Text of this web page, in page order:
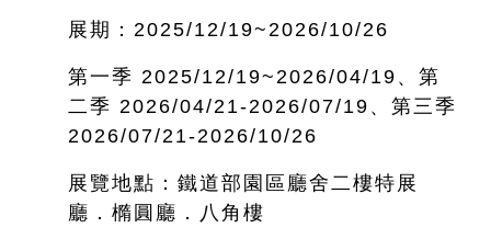
展期：2025/12/19~2026/10/26
第一季 2025/12/19~ 2026/04/19、第
二季 2026/04/21-2026/07/19、第三季
2026/07/21-2026/10/26
展覽地點：鐵道部園區廳舍二樓特展
廳．橢圓廳．八角樓